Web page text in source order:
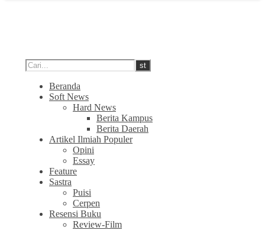
Beranda
Soft News
Hard News
Berita Kampus
Berita Daerah
Artikel Ilmiah Populer
Opini
Essay
Feature
Sastra
Puisi
Cerpen
Resensi Buku
Review-Film